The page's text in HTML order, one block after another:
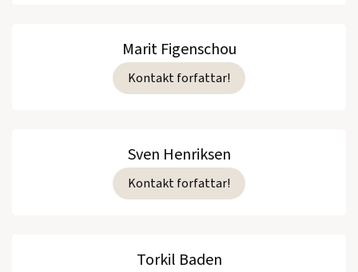
Marit Figenschou
Kontakt forfattar!
Sven Henriksen
Kontakt forfattar!
Torkil Baden